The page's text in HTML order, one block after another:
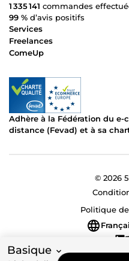
Basique
1 335 141 commandes
99 % d’avis positifs
Services
Freelances
ComeUp
Adhère à la Fédération du
distance (Fevad) et à sa
© 2026
Politique